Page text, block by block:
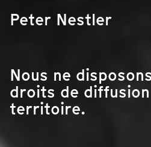
Peter Nestler
Nous ne
droits de
territoire.